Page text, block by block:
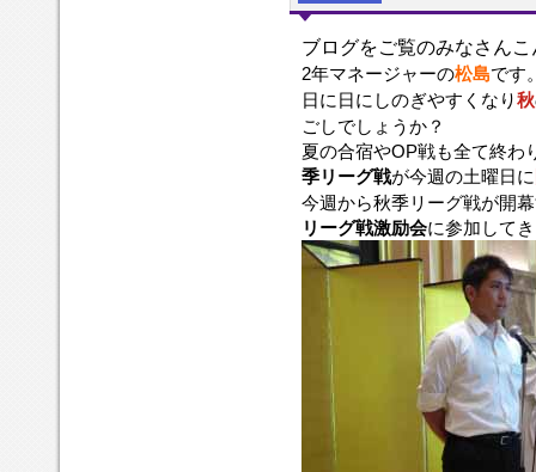
ブログをご覧のみなさん
2年マネージャーの松島です
日に日にしのぎやすくなり秋
ごしでしょうか？
夏の合宿やOP戦も全て終わ
季リーグ戦が今週の土曜日に
今週から秋季リーグ戦が開
リーグ戦激励会に参加して